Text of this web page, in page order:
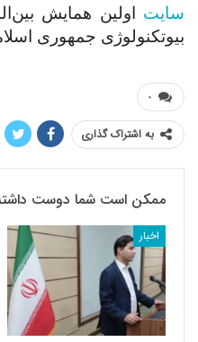
سایت
اولین همایش بین
بیوتکنولوژی جمهوری
۰
به اشتراک گذاری
ممکن است شما دوست
اخبار